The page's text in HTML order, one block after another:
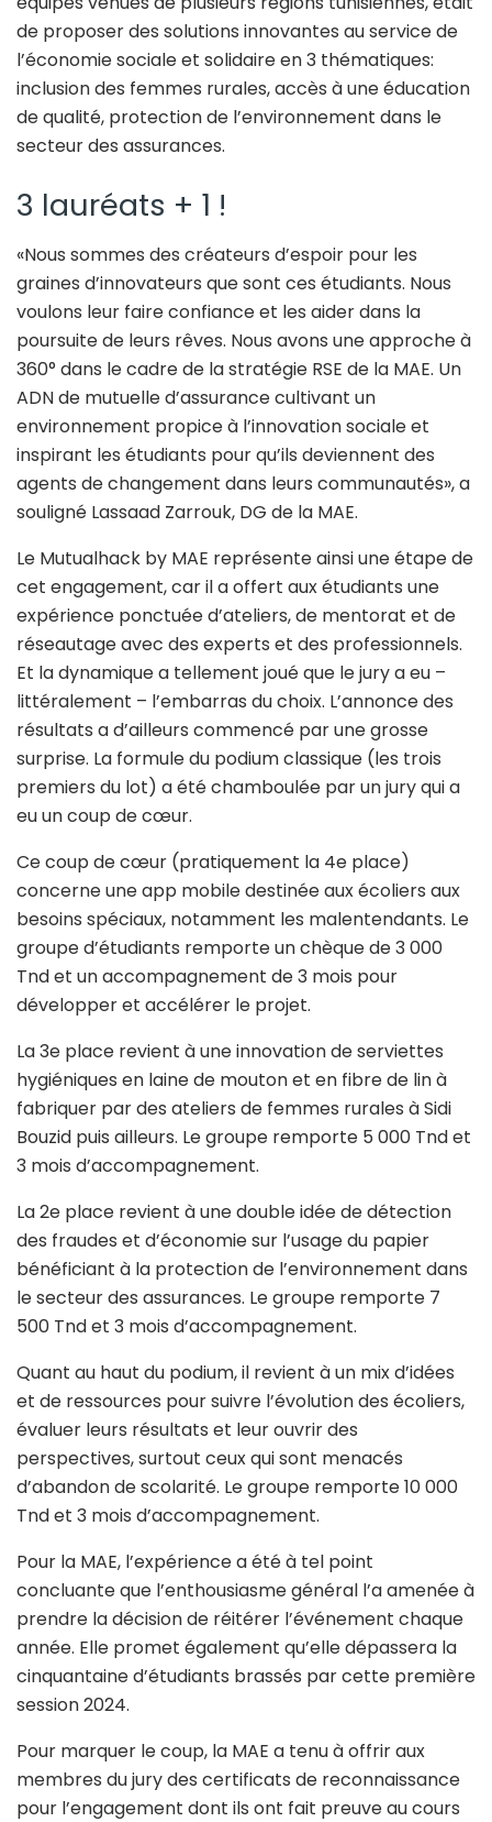
de proposer des solutions innovantes au service de
l’économie sociale et solidaire en 3 thématiques:
inclusion des femmes rurales, accès à une éducation
de qualité, protection de l’environnement dans le
secteur des assurances.
3 lauréats + 1 !
«Nous sommes des créateurs d’espoir pour les
graines d’innovateurs que sont ces étudiants. Nous
voulons leur faire confiance et les aider dans la
poursuite de leurs rêves. Nous avons une approche à
360° dans le cadre de la stratégie RSE de la MAE. Un
ADN de mutuelle d’assurance cultivant un
environnement propice à l’innovation sociale et
inspirant les étudiants pour qu’ils deviennent des
agents de changement dans leurs communautés», a
souligné Lassaad Zarrouk, DG de la MAE.
Le Mutualhack by MAE représente ainsi une étape de
cet engagement, car il a offert aux étudiants une
expérience ponctuée d’ateliers, de mentorat et de
réseautage avec des experts et des professionnels.
Et la dynamique a tellement joué que le jury a eu –
littéralement – l’embarras du choix. L’annonce des
résultats a d’ailleurs commencé par une grosse
surprise. La formule du podium classique (les trois
premiers du lot) a été chamboulée par un jury qui a
eu un coup de cœur.
Ce coup de cœur (pratiquement la 4e place)
concerne une app mobile destinée aux écoliers aux
besoins spéciaux, notamment les malentendants. Le
groupe d’étudiants remporte un chèque de 3 000
Tnd et un accompagnement de 3 mois pour
développer et accélérer le projet.
La 3e place revient à une innovation de serviettes
hygiéniques en laine de mouton et en fibre de lin à
fabriquer par des ateliers de femmes rurales à Sidi
Bouzid puis ailleurs. Le groupe remporte 5 000 Tnd et
3 mois d’accompagnement.
La 2e place revient à une double idée de détection
des fraudes et d’économie sur l’usage du papier
bénéficiant à la protection de l’environnement dans
le secteur des assurances. Le groupe remporte 7
500 Tnd et 3 mois d’accompagnement.
Quant au haut du podium, il revient à un mix d’idées
et de ressources pour suivre l’évolution des écoliers,
évaluer leurs résultats et leur ouvrir des
perspectives, surtout ceux qui sont menacés
d’abandon de scolarité. Le groupe remporte 10 000
Tnd et 3 mois d’accompagnement.
Pour la MAE, l’expérience a été à tel point
concluante que l’enthousiasme général l’a amenée à
prendre la décision de réitérer l’événement chaque
année. Elle promet également qu’elle dépassera la
cinquantaine d’étudiants brassés par cette première
session 2024.
Pour marquer le coup, la MAE a tenu à offrir aux
membres du jury des certificats de reconnaissance
pour l’engagement dont ils ont fait preuve au cours